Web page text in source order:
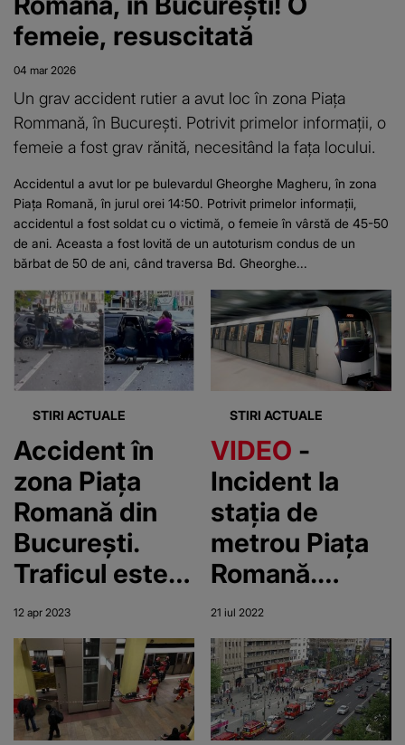
femeie, resuscitată
04 mar 2026
Un grav accident rutier a avut loc în zona Piața
Rommană, în București. Potrivit primelor informații, o
femeie a fost grav rănită, necesitând la fața locului.
Accidentul a avut lor pe bulevardul Gheorghe Magheru, în zona
Piața Romană, în jurul orei 14:50. Potrivit primelor informații,
accidentul a fost soldat cu o victimă, o femeie în vârstă de 45-50
de ani. Aceasta a fost lovită de un autoturism condus de un
bărbat de 50 de ani, când traversa Bd. Gheorghe...
STIRI ACTUALE
Accident în
zona Piața
Romană din
București.
Traficul este
restricționat /
Printre răniți
se află 2 copii
12 apr 2023
STIRI ACTUALE
VIDEO -
Incident la
stația de
metrou Piața
Romană.
Circulația
trenurilor,
oprită în
centrul
Bucureștiului
21 iul 2022